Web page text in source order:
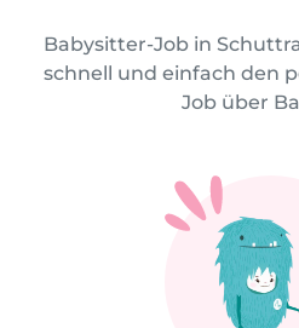
Babysitter-Job in
schnell und einfach den
Job über